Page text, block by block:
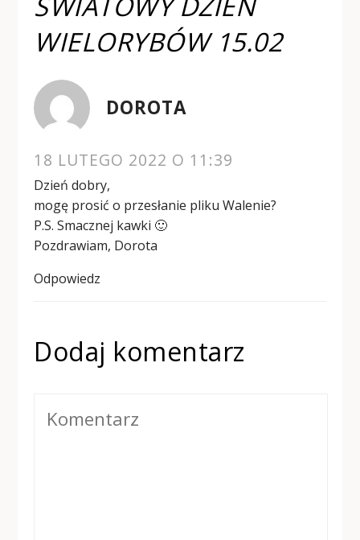
WIELORYBÓW 15.02
DOROTA
18 LUTEGO 2022 O 11:39
Dzień dobry,
mogę prosić o przesłanie pliku Walenie?
P.S. Smacznej kawki 🙂
Pozdrawiam, Dorota
Odpowiedz
Dodaj komentarz